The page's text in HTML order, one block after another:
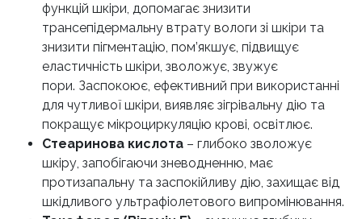
функцій шкіри, допомагає знизити
трансепідермальну втрату вологи зі шкіри та
знизити пігментацію, пом’якшує, підвищує
еластичність шкіри, зволожує, звужує
пори. Заспокоює, ефективний при використанні
для чутливої ​​шкіри, виявляє зігрівальну дію та
покращує мікроциркуляцію крові, освітлює.
Стеаринова кислота – глибоко зволожує
шкіру, запобігаючи зневодненню, має
протизапальну та заспокійливу дію, захищає від
шкідливого ультрафіолетового випромінювання.